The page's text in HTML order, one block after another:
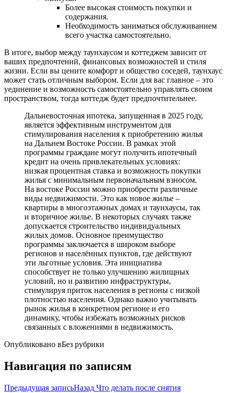
Более высокая стоимость покупки и
содержания.
Необходимость заниматься обслуживанием
всего участка самостоятельно.
В итоге, выбор между таунхаусом и коттеджем зависит от
ваших предпочтений, финансовых возможностей и стиля
жизни. Если вы цените комфорт и общество соседей, таунхаус
может стать отличным выбором. Если для вас главное – это
уединение и возможность самостоятельно управлять своим
пространством, тогда коттедж будет предпочтительнее.
Дальневосточная ипотека, запущенная в 2025 году,
является эффективным инструментом для
стимулирования населения к приобретению жилья
на Дальнем Востоке России. В рамках этой
программы граждане могут получить ипотечный
кредит на очень привлекательных условиях:
низкая процентная ставка и возможность покупки
жилья с минимальным первоначальным взносом.
На востоке России можно приобрести различные
виды недвижимости. Это как новое жилье –
квартиры в многоэтажных домах и таунхаусы, так
и вторичное жилье. В некоторых случаях также
допускается строительство индивидуальных
жилых домов. Основное преимущество
программы заключается в широком выборе
регионов и населённых пунктов, где действуют
эти льготные условия. Эта инициатива
способствует не только улучшению жилищных
условий, но и развитию инфраструктуры,
стимулируя приток населения в регионы с низкой
плотностью населения. Однако важно учитывать
рынок жилья в конкретном регионе и его
динамику, чтобы избежать возможных рисков
связанных с вложениями в недвижимость.
Опубликовано вБез рубрики
Навигация по записям
Предыдущая записьНазад Что делать после снятия